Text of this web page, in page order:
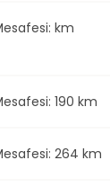
km
190 km
264 km